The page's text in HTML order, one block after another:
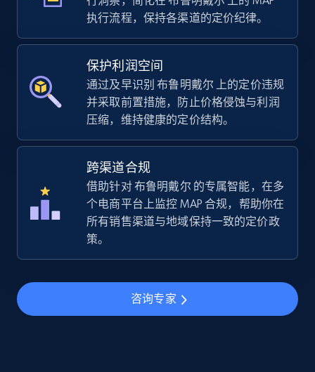
TikTok Shop - discover records by shop url
URL, Title, Available, Description, Currency, Initial
price, Final price, Discount percent, and more.
5.4K+ 668+ 立即开始
Amazon sellers info
Seller id, URL, Seller name, Description, Detailed
info, Stars, Feedbacks, Return policy, and more.
执行流程，保持各渠道的定价纪律。
保护利润空间
通过及早识别 布鲁明戴尔 上的定价违规
并采取前置措施，防止价格侵蚀与利润
压缩，维持健康的定价结构。
跨渠道合规
借助针对 布鲁明戴尔 的专属智能，在多
个电商平台上监控 MAP 合规，帮助你在
所有销售渠道与地域保持一致的定价政
策。
咨询专家